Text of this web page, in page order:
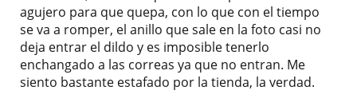
agujero para que quepa, con lo que con el tiempo
se va a romper, el anillo que sale en la foto casi no
deja entrar el dildo y es imposible tenerlo
enchangado a las correas ya que no entran. Me
siento bastante estafado por la tienda, la verdad.